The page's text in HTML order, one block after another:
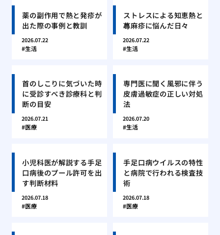
薬の副作用で熱と発疹が
出た際の事例と教訓
2026.07.22
生活
ストレスによる知恵熱と
蕁麻疹に悩んだ日々
2026.07.22
生活
首のしこりに気づいた時
に受診すべき診療科と判
断の目安
2026.07.21
医療
専門医に聞く風邪に伴う
皮膚過敏症の正しい対処
法
2026.07.20
生活
小児科医が解説する手足
口病後のプール許可を出
す判断材料
2026.07.18
医療
手足口病ウイルスの特性
と病院で行われる検査技
術
2026.07.18
医療